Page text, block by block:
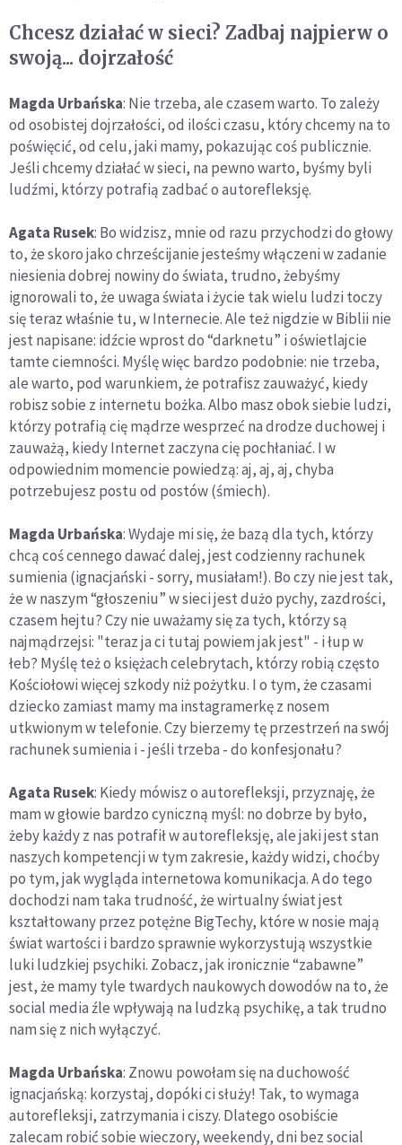
Chcesz działać w sieci? Zadbaj najpierw o
swoją... dojrzałość
Magda Urbańska: Nie trzeba, ale czasem warto. To zależy
od osobistej dojrzałości, od ilości czasu, który chcemy na to
poświęcić, od celu, jaki mamy, pokazując coś publicznie.
Jeśli chcemy działać w sieci, na pewno warto, byśmy byli
ludźmi, którzy potrafią zadbać o autorefleksję.
Agata Rusek: Bo widzisz, mnie od razu przychodzi do głowy
to, że skoro jako chrześcijanie jesteśmy włączeni w zadanie
niesienia dobrej nowiny do świata, trudno, żebyśmy
ignorowali to, że uwaga świata i życie tak wielu ludzi toczy
się teraz właśnie tu, w Internecie. Ale też nigdzie w Biblii nie
jest napisane: idźcie wprost do “darknetu” i oświetlajcie
tamte ciemności. Myślę więc bardzo podobnie: nie trzeba,
ale warto, pod warunkiem, że potrafisz zauważyć, kiedy
robisz sobie z internetu bożka. Albo masz obok siebie ludzi,
którzy potrafią cię mądrze wesprzeć na drodze duchowej i
zauważą, kiedy Internet zaczyna cię pochłaniać. I w
odpowiednim momencie powiedzą: aj, aj, aj, chyba
potrzebujesz postu od postów (śmiech).
Magda Urbańska: Wydaje mi się, że bazą dla tych, którzy
chcą coś cennego dawać dalej, jest codzienny rachunek
sumienia (ignacjański - sorry, musiałam!). Bo czy nie jest tak,
że w naszym “głoszeniu” w sieci jest dużo pychy, zazdrości,
czasem hejtu? Czy nie uważamy się za tych, którzy są
najmądrzejsi: "teraz ja ci tutaj powiem jak jest" - i łup w
łeb? Myślę też o księżach celebrytach, którzy robią często
Kościołowi więcej szkody niż pożytku. I o tym, że czasami
dziecko zamiast mamy ma instagramerkę z nosem
utkwionym w telefonie. Czy bierzemy tę przestrzeń na swój
rachunek sumienia i - jeśli trzeba - do konfesjonału?
Agata Rusek: Kiedy mówisz o autorefleksji, przyznaję, że
mam w głowie bardzo cyniczną myśl: no dobrze by było,
żeby każdy z nas potrafił w autorefleksję, ale jaki jest stan
naszych kompetencji w tym zakresie, każdy widzi, choćby
po tym, jak wygląda internetowa komunikacja. A do tego
dochodzi nam taka trudność, że wirtualny świat jest
kształtowany przez potężne BigTechy, które w nosie mają
świat wartości i bardzo sprawnie wykorzystują wszystkie
luki ludzkiej psychiki. Zobacz, jak ironicznie “zabawne”
jest, że mamy tyle twardych naukowych dowodów na to, że
social media źle wpływają na ludzką psychikę, a tak trudno
nam się z nich wyłączyć.
Magda Urbańska: Znowu powołam się na duchowość
ignacjańską: korzystaj, dopóki ci służy! Tak, to wymaga
autorefleksji, zatrzymania i ciszy. Dlatego osobiście
zalecam robić sobie wieczory, weekendy, dni bez social